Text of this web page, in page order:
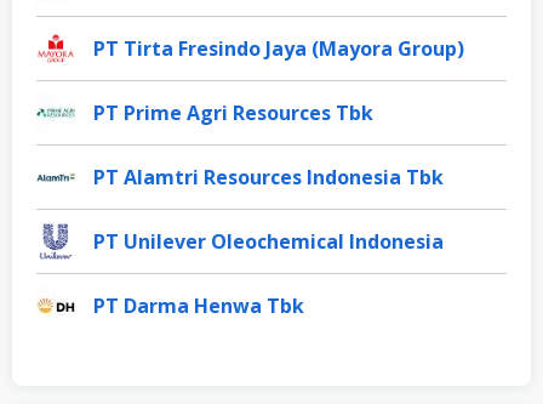
PT Tirta Fresindo Jaya (Mayora Group)
PT Prime Agri Resources Tbk
PT Alamtri Resources Indonesia Tbk
PT Unilever Oleochemical Indonesia
PT Darma Henwa Tbk